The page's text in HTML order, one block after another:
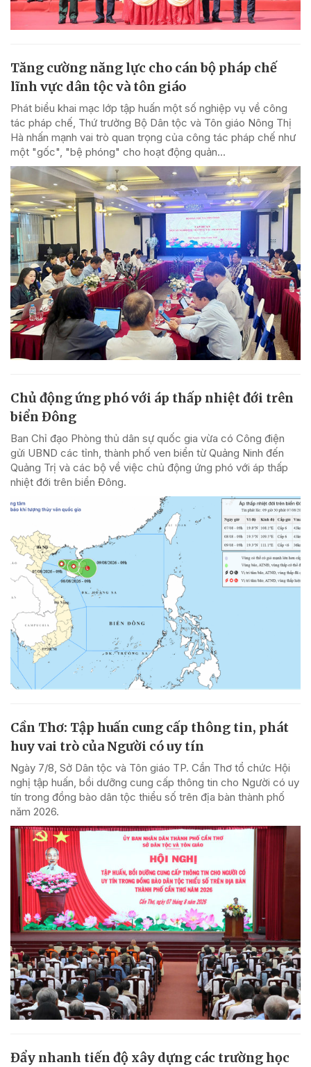
Tăng cường năng lực cho cán bộ pháp chế
lĩnh vực dân tộc và tôn giáo
Phát biểu khai mạc lớp tập huấn một số nghiệp vụ về công
tác pháp chế, Thứ trưởng Bộ Dân tộc và Tôn giáo Nông Thị
Hà nhấn mạnh vai trò quan trọng của công tác pháp chế như
một "gốc", "bệ phóng" cho hoạt động quản...
Chủ động ứng phó với áp thấp nhiệt đới trên
biển Đông
Ban Chỉ đạo Phòng thủ dân sự quốc gia vừa có Công điện
gửi UBND các tỉnh, thành phố ven biển từ Quảng Ninh đến
Quảng Trị và các bộ về việc chủ động ứng phó với áp thấp
nhiệt đới trên biển Đông.
Cần Thơ: Tập huấn cung cấp thông tin, phát
huy vai trò của Người có uy tín
Ngày 7/8, Sở Dân tộc và Tôn giáo TP. Cần Thơ tổ chức Hội
nghị tập huấn, bồi dưỡng cung cấp thông tin cho Người có uy
tín trong đồng bào dân tộc thiểu số trên địa bàn thành phố
năm 2026.
Đẩy nhanh tiến độ xây dựng các trường học